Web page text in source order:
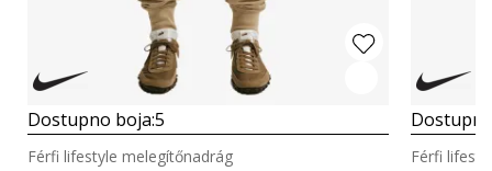
Dostupno boja:5
Férfi lifestyle melegítőnadrág Férfi